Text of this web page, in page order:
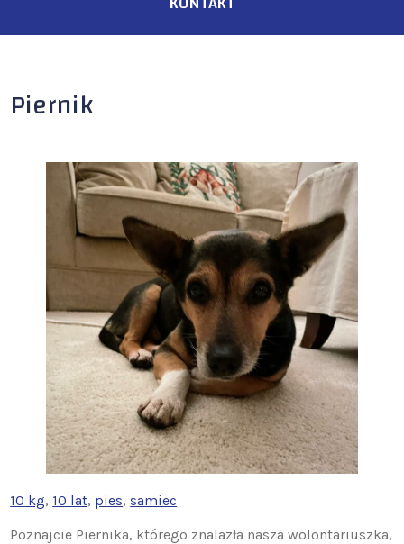
Piernik
10 kg, 10 lat, pies, samiec
Poznajcie Piernika, którego znalazła nasza wolontariuszka,